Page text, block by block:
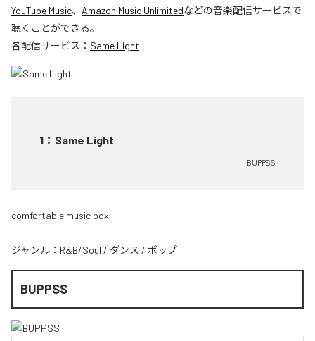
YouTube Music、 Amazon Music Unlimitedなどの音楽配信サービスで
聴くことができる。
各配信サービス： Same Light
1 ： Same Light
BUPPSS
comfortable music box
ジャンル： R&B/Soul / ダンス / ポップ
BUPPSS